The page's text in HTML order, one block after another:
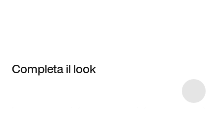
Completa il look